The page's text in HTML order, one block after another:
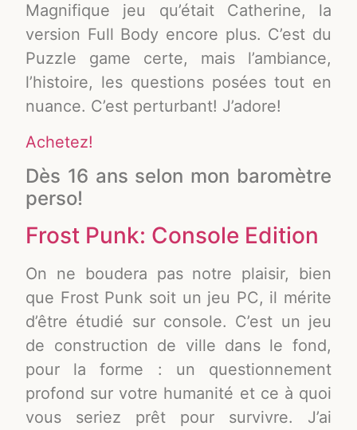
Magnifique jeu qu’était Catherine, la
version Full Body encore plus. C’est du
Puzzle game certe, mais l’ambiance,
l’histoire, les questions posées tout en
nuance. C’est perturbant! J’adore!
Achetez!
Dès 16 ans selon mon baromètre
perso!
Frost Punk: Console Edition
On ne boudera pas notre plaisir, bien
que Frost Punk soit un jeu PC, il mérite
d’être étudié sur console. C’est un jeu
de construction de ville dans le fond,
pour la forme : un questionnement
profond sur votre humanité et ce à quoi
vous seriez prêt pour survivre. J’ai